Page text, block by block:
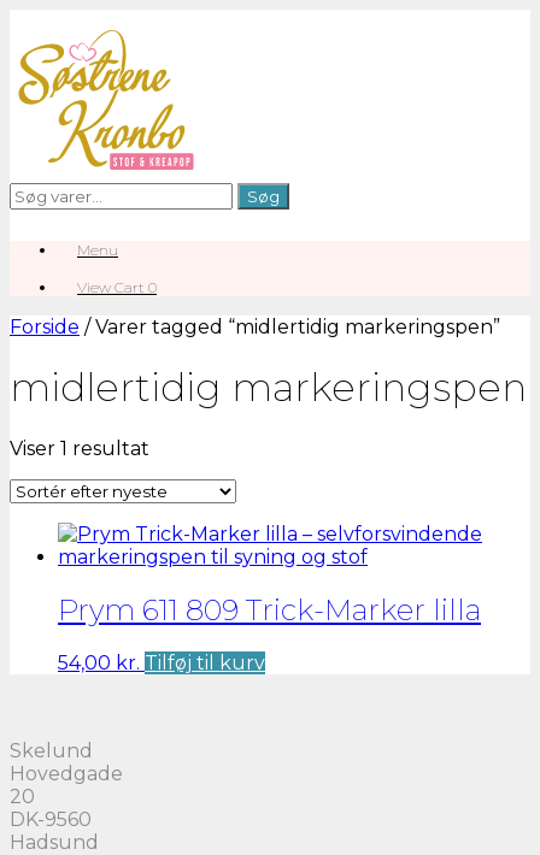
indhold
Søg
efter:
Søg
Menu
View
cart
View Cart 0
Forside / Varer tagged “midlertidig markeringspen”
midlertidig markeringspen
Viser 1 resultat
Prym 611 809 Trick-Marker lilla
54,00 kr. Tilføj til kurv
Skelund
Hovedgade
20
DK-9560
Hadsund